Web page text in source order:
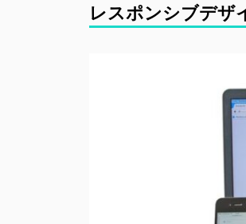
レスポ
コーディン
コーディン
レスポ
レスポンシブデザ